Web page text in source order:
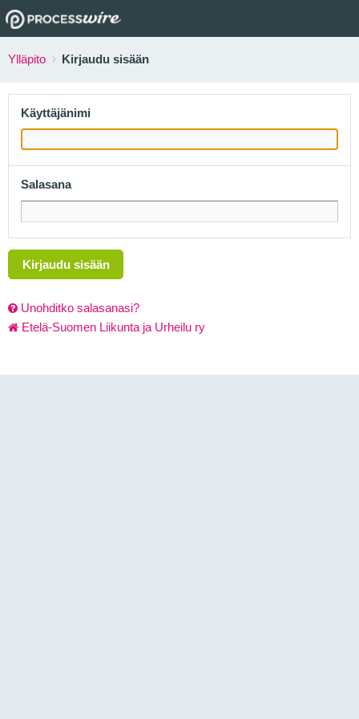
Ylläpito Kirjaudu sisään
Käyttäjänimi
Salasana
Kirjaudu sisään
Unohditko salasanasi?
Etelä-Suomen Liikunta ja Urheilu ry